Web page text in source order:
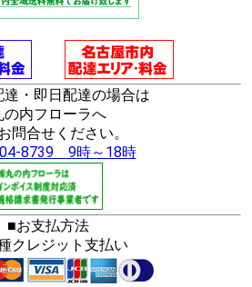
・即日配達の場合は
の内フローラへ
問合せください。
8739 9時～18時
■お支払方法
クレジット支払い